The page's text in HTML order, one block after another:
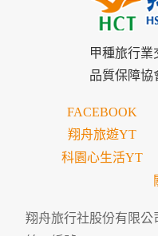
甲種旅行業
品質保障協
FACEBOOK
翔舟旅遊YT
科園心生活YT
翔舟旅行社股份有限公